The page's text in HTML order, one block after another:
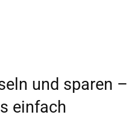
und sparen –
einfach